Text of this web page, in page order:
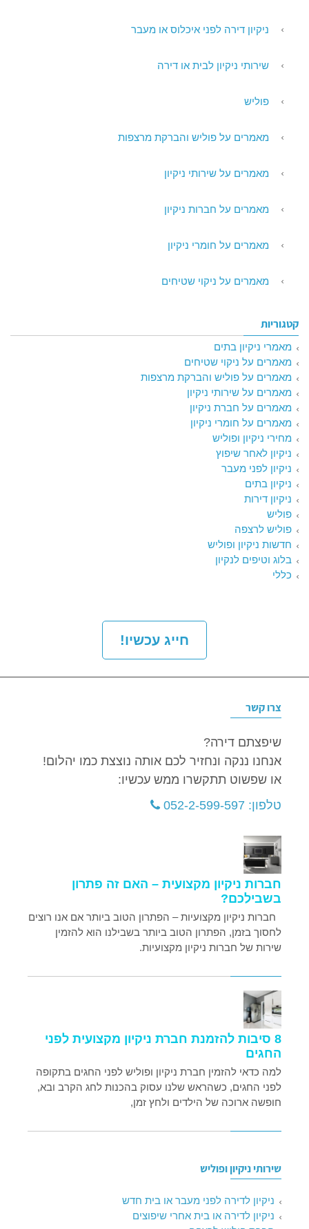
ניקיון דירה לפני איכלוס או מעבר
שירותי ניקיון לבית או דירה
פוליש
מאמרים על פוליש והברקת מרצפות
מאמרים על שירותי ניקיון
מאמרים על חברות ניקיון
מאמרים על חומרי ניקיון
מאמרים על ניקוי שטיחים
קטגוריות
מאמרי ניקיון בתים
מאמרים על ניקוי שטיחים
מאמרים על פוליש והברקת מרצפות
מאמרים על שירותי ניקיון
מאמרים על חברת ניקיון
מאמרים על חומרי ניקיון
מחירי ניקיון ופוליש
ניקיון לאחר שיפוץ
ניקיון לפני מעבר
ניקיון בתים
ניקיון דירות
פוליש
פוליש לרצפה
חדשות ניקיון ופוליש
בלוג וטיפים לנקיון
כללי
חייג עכשיו!
צרו קשר
שיפצתם דירה?
אנחנו ננקה ונחזיר לכם אותה נוצצת כמו יהלום!
או שפשוט תתקשרו ממש עכשיו:
טלפון: 052-2-599-597
חברות ניקיון מקצועית – האם זה פתרון
בשבילכם?
חברות ניקיון מקצועיות – הפתרון הטוב ביותר אם אנו רוצים
לחסוך בזמן, הפתרון הטוב ביותר בשבילנו הוא להזמין
שירות של חברות ניקיון מקצועיות.
8 סיבות להזמנת חברת ניקיון מקצועית לפני
החגים
למה כדאי להזמין חברת ניקיון ופוליש לפני החגים בתקופה
לפני החגים, כשהראש שלנו עסוק בהכנות לחג הקרב ובא,
חופשה ארוכה של הילדים ולחץ זמן,
שירותי ניקיון ופוליש
ניקיון לדירה לפני מעבר או בית חדש
ניקיון לדירה או בית אחרי שיפוצים